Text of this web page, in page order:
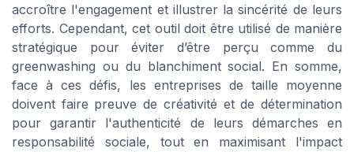
accroître l'engagement et illustrer la sincérité de leurs
efforts. Cependant, cet outil doit être utilisé de manière
stratégique pour éviter d’être perçu comme du
greenwashing ou du blanchiment social. En somme,
face à ces défis, les entreprises de taille moyenne
doivent faire preuve de créativité et de détermination
pour garantir l'authenticité de leurs démarches en
responsabilité sociale, tout en maximisant l'impact